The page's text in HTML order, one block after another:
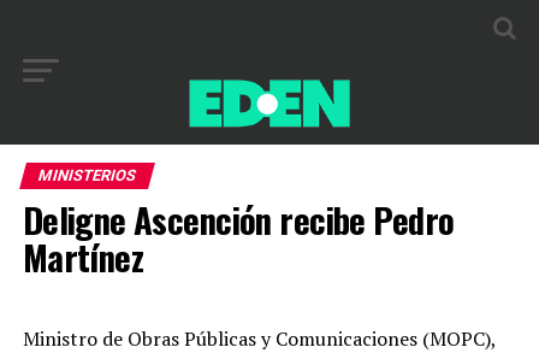
MINISTERIOS
Deligne Ascención recibe Pedro
Martínez
Ministro de Obras Públicas y Comunicaciones (MOPC),